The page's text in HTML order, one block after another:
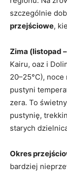
szczególnie
przejściowe,
Zima (listopad
Kairu, oaz i
20–25°C),
pustyni
zera. To
pustynię,
starych
Okres
bardziej